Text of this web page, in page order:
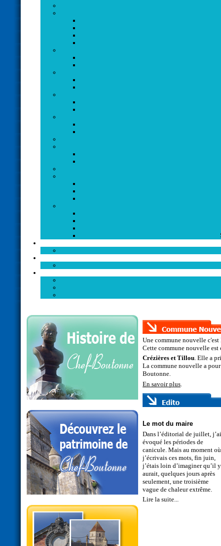
Une commune nouvelle
Cette commune nouvelle
Crézières et Tillou. Elle a
La commune nouvelle a
Boutonne.
En savoir plus.
Le mot du maire
Dans l’éditorial de juillet, j’ai
évoqué les périodes de
canicule. Mais au moment où
j’écrivais ces mots, fin juin,
j’étais loin d’imaginer qu’il y
aurait, quelques jours après
seulement, une troisième
vague de chaleur extrême.
Lire la suite...